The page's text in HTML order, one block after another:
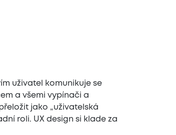
uživatel komunikuje se
a všemi vypínači a
jako „uživatelská
roli. UX design si klade za